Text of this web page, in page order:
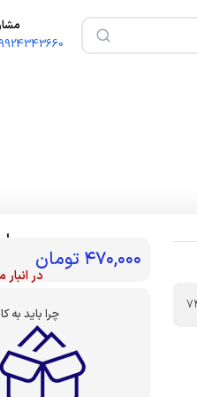
| 09905034590
۴۷۰,۰۰۰ تومان
در
چرا باید به